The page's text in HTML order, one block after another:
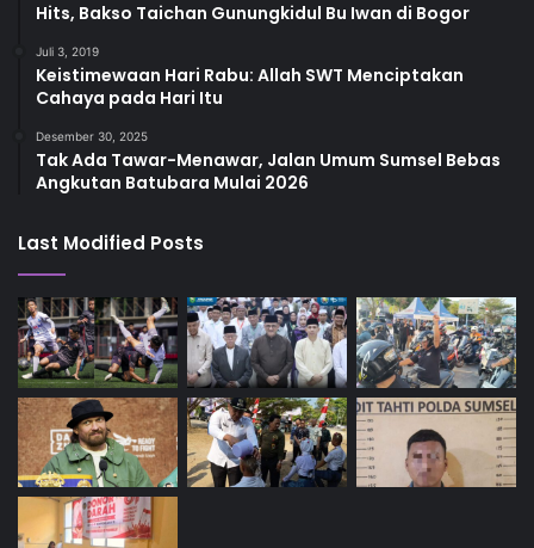
Hits, Bakso Taichan Gunungkidul Bu Iwan di Bogor
Juli 3, 2019
Keistimewaan Hari Rabu: Allah SWT Menciptakan
Cahaya pada Hari Itu
Desember 30, 2025
Tak Ada Tawar-Menawar, Jalan Umum Sumsel Bebas
Angkutan Batubara Mulai 2026
Last Modified Posts